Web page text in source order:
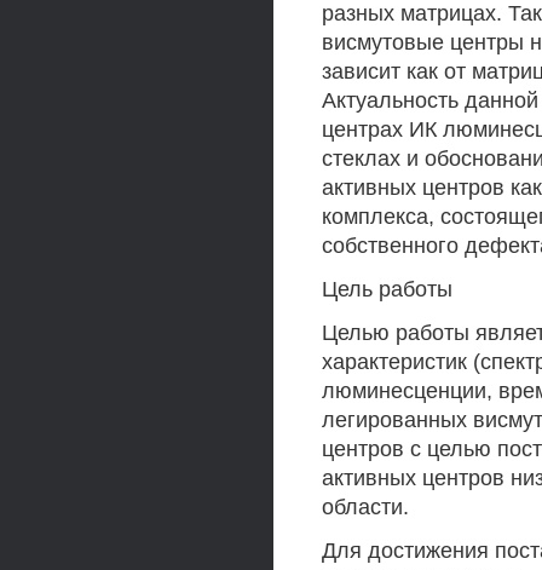
разных матрицах.
висмутовые центры
зависит как от
Актуальность
центрах ИК
стеклах и
активных центров
комплекса,
собственного
Цель работы
Целью работы
характеристик
люминесценции,
легированных
центров с целью
активных центров
области.
Для достижения